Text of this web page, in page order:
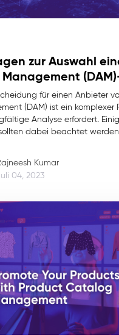
zur Auswahl
Management
für einen Anbieter
(DAM) ist ein komplexer
Analyse erfordert.
dabei beachtet
Kumar
04, 2023